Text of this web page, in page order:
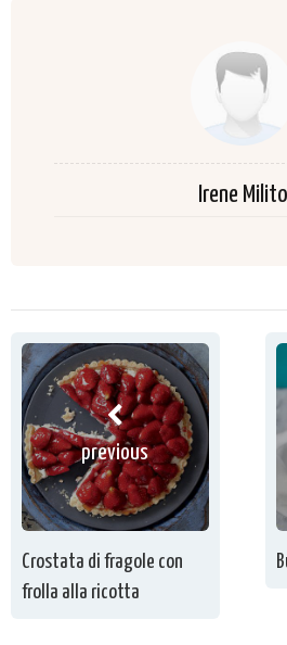
Irene Milito
previous
Crostata di fragole con
frolla alla ricotta